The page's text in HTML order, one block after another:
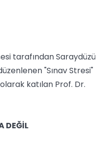
tarafından Saraydüzü
"Sınav Stresi"
katılan Prof. Dr.
DEĞİL